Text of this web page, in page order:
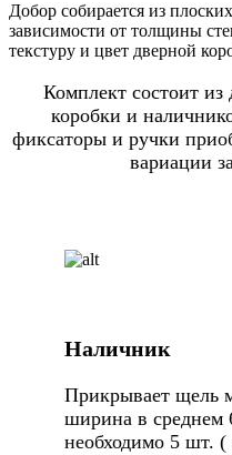
Добор собирается из
зависимости от толщины
текстуру и цвет дверной
Комплект состоит из
коробки и
фиксаторы и ручки
вариации
Наличник
Прикрывает щель
ширина в среднем
необходимо 5 шт.